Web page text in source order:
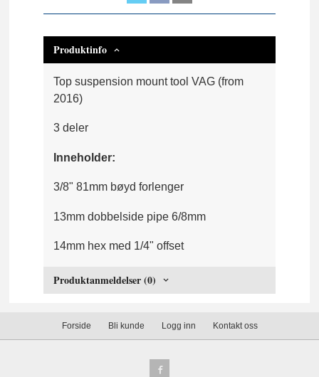
Produktinfo
Top suspension mount tool VAG (from
2016)
3 deler
Inneholder:
3/8" 81mm bøyd forlenger
13mm dobbelside pipe 6/8mm
14mm hex med 1/4" offset
Produktanmeldelser (0)
Forside Bli kunde Logg inn Kontakt oss